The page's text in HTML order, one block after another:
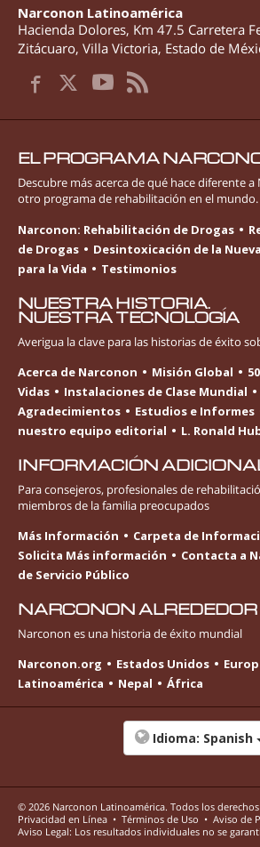
Narconon Latinoamérica
Hacienda Dolores, Km 47.5 Carretera
Zitácuaro, Villa Victoria, Estado de
EL PROGRAMA
Descubre más acerca de qué hace diferente
otro programa de rehabilitación en el mundo.
Narconon: Rehabilitación de Drogas
de Drogas
Desintoxicación de la
para la Vida
Testimonios
NUESTRA HISTORIA.
NUESTRA TECNOLOGÍA
Averigua la clave para las historias de éxito
Acerca de Narconon
Misión Global
Vidas
Instalaciones de Clase Mundial
Agradecimientos
Estudios e Informes
nuestro equipo editorial
L. Ronald
INFORMACIÓN
Para consejeros, profesionales de
miembros de la familia preocupados
Más Información
Carpeta de
Solicita Más información
Contacta a
de Servicio Público
NARCONON
Narconon es una historia de éxito mundial
Narconon.org
Estados Unidos
Latinoamérica
Nepal África
Idioma: Spanish
© 2026 Narconon Latinoamérica. Todos los
Privacidad en Línea • Términos de Uso • Aviso de
Aviso Legal: Los resultados individuales no se